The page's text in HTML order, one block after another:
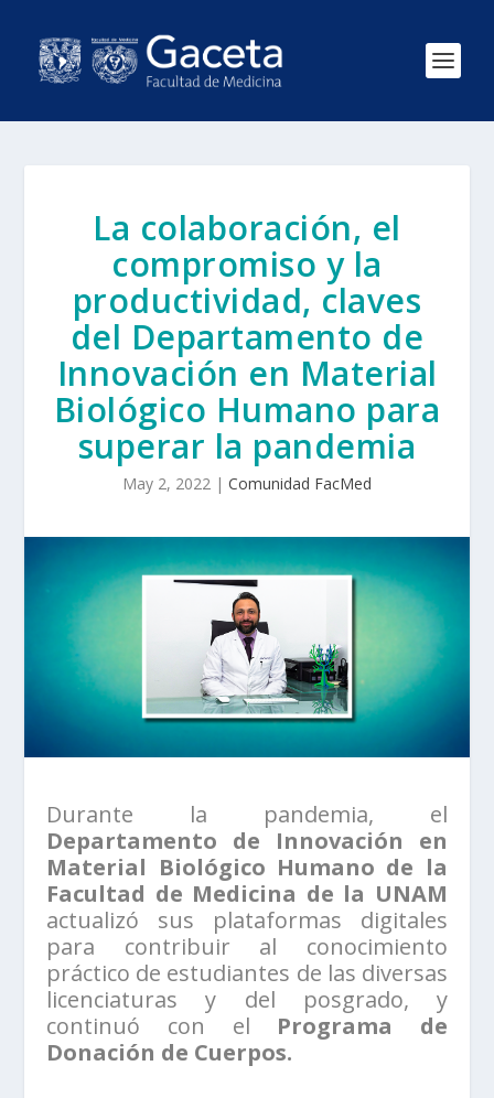
La colaboración, el
compromiso y la
productividad, claves
del Departamento de
Innovación en Material
Biológico Humano para
superar la pandemia
May 2, 2022 | Comunidad FacMed
Durante la pandemia, el
Departamento de Innovación en
Material Biológico Humano de la
Facultad de Medicina de la UNAM
actualizó sus plataformas digitales
para contribuir al conocimiento
práctico de estudiantes de las diversas
licenciaturas y del posgrado, y
continuó con el Programa de
Donación de Cuerpos.